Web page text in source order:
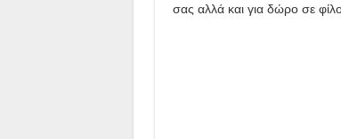
σας αλλά και για δώρο σε